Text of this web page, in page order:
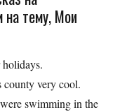
на тему, Мои
county very cool.
swimming in the